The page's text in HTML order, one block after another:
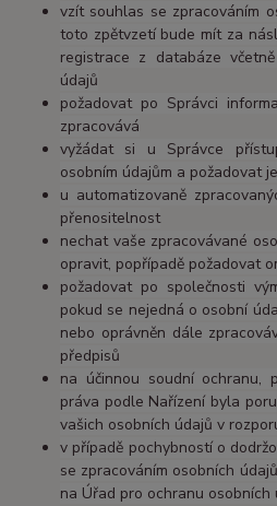
vzít souhlas se zpracováním
toto zpětvzetí bude mít za
registrace z databáze
údajů
požadovat po Správci
zpracovává
vyžádat si u Správce
osobním údajům a požadovat
u automatizovaně
přenositelnost
nechat vaše zpracovávané
opravit, popřípadě požadovat
požadovat po společnosti
pokud se nejedná o osobní
nebo oprávněn dále
předpisů
na účinnou soudní
práva podle Nařízení byla
vašich osobních údajů v
v případě pochybností o
se zpracováním osobních
na Úřad pro ochranu osobních